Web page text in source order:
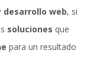
desarrollo web, si
soluciones que
para un resultado